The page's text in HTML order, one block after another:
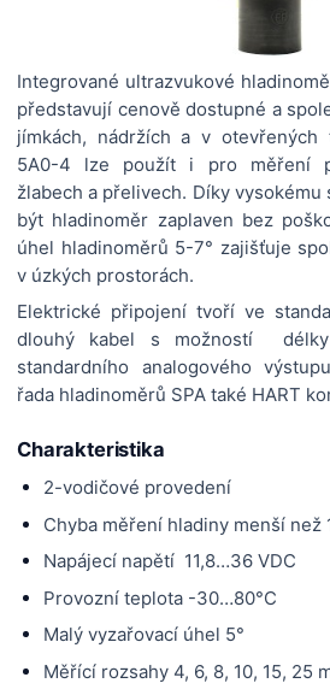
Integrované ultrazvukové
představují cenově dostupné a
jímkách, nádržích a v otevřených
5A0-4 lze použít i pro měření
žlabech a přelivech. Díky
být hladinoměr zaplaven bez
úhel hladinoměrů 5-7° zajišťuje
v úzkých prostorách.
Elektrické připojení tvoří ve
dlouhý kabel s možností
standardního analogového
řada hladinoměrů SPA také HART
Charakteristika
2-vodičové provedení
Chyba měření hladiny menší než
Napájecí napětí 11,8…36 VDC
Provozní teplota -30…80°C
Malý vyzařovací úhel 5°
Měřící rozsahy 4, 6, 8, 10, 15, 25